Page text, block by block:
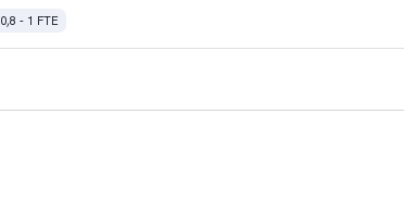
0,8 - 1 FTE